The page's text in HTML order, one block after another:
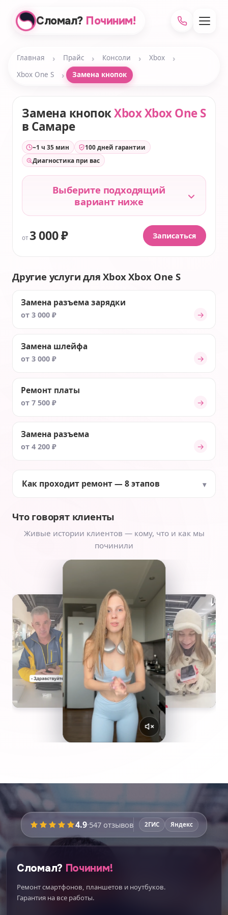
Сломал? Починим!
Главная › Прайс › Консоли › Xbox ›
Xbox One S › Замена кнопок
Замена кнопокXbox Xbox One S
в Самаре
~1 ч 35 мин
100 дней гарантии
Диагностика при вас
Выберите подходящий
вариант ниже
от 3 000 ₽ Записаться
Другие услуги для Xbox Xbox One S
Замена разъема зарядки
от 3 000 ₽ →
Замена шлейфа
от 3 000 ₽ →
Ремонт платы
от 7 500 ₽ →
Замена разъема
от 4 200 ₽ →
Как проходит ремонт — 8 этапов
Что говорят клиенты
Живые истории клиентов — кому, что и как мы
починили
4.9·547 отзывов 2ГИС Яндекс
Сломал? Починим!
Ремонт смартфонов, планшетов и ноутбуков.
Гарантия на все работы.